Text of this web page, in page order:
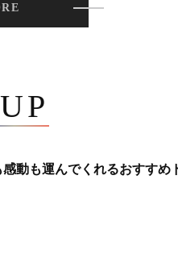
動も運んでくれるおすすめ